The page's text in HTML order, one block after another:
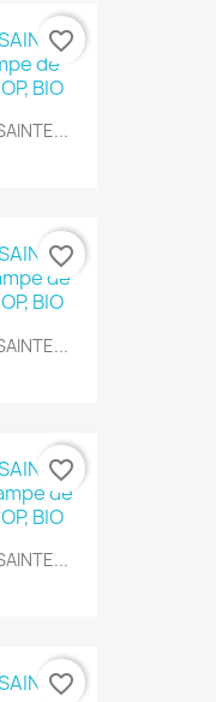
favorite_border
favorite_border
favorite_border
favorite_border